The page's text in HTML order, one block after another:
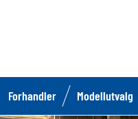
Forhandler Modellutvalg